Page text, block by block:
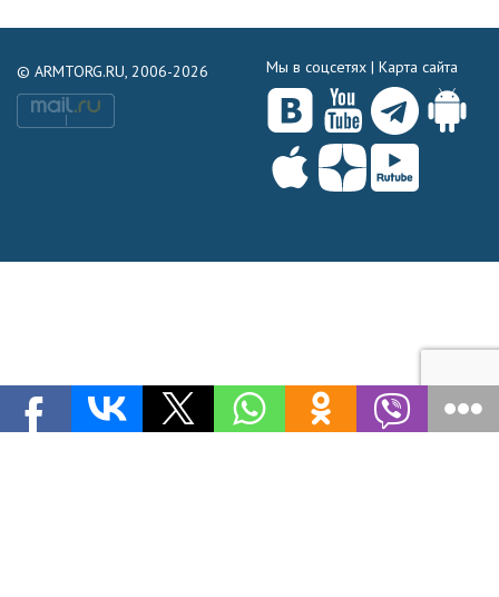
© ARMTORG.RU, 2006-2026 Мы в соцсетях | Карта сайта